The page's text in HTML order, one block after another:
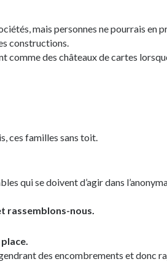
mais personnes ne pourrais en
constructions.
comme des châteaux de cartes
ces familles sans toit.
qui se doivent d’agir dans
rassemblons-nous.
des encombrements et donc